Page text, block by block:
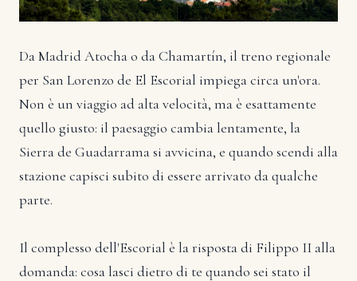
Da Madrid Atocha o da Chamartín, il treno regionale
per San Lorenzo de El Escorial impiega circa un'ora.
Non è un viaggio ad alta velocità, ma è esattamente
quello giusto: il paesaggio cambia lentamente, la
Sierra de Guadarrama si avvicina, e quando scendi alla
stazione capisci subito di essere arrivato da qualche
parte.
Il complesso dell'Escorial è la risposta di Filippo II alla
domanda: cosa lasci dietro di te quando sei stato il